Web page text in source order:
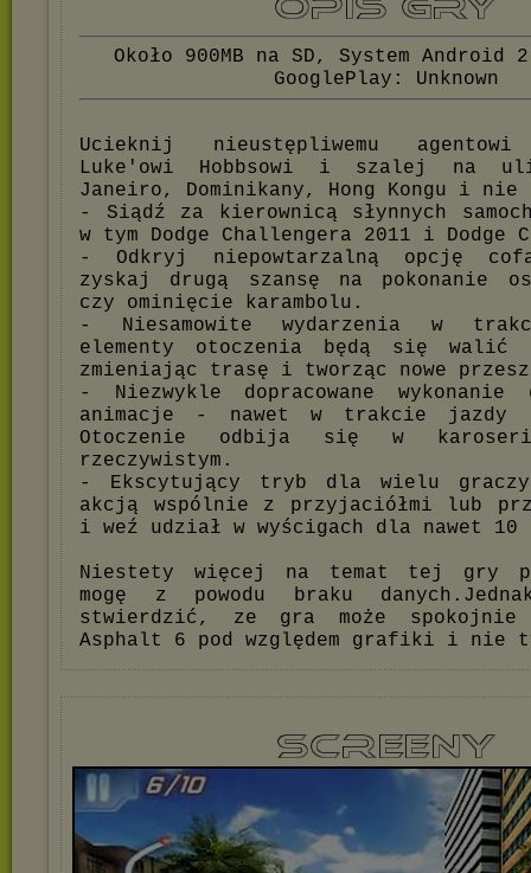
Około 900MB na SD, System Android
GooglePlay: Unknown
Ucieknij nieustępliwemu agentowi
Luke'owi Hobbsowi i szalej na
Janeiro, Dominikany, Hong Kongu i
- Siądź za kierownicą słynnych
w tym Dodge Challengera 2011 i Dodge
- Odkryj niepowtarzalną opcję
zyskaj drugą szansę na pokonanie
czy ominięcie karambolu.
- Niesamowite wydarzenia w
elementy otoczenia będą się walić
zmieniając trasę i tworząc nowe
- Niezwykle dopracowane
animacje - nawet w trakcie jazdy
Otoczenie odbija się w
rzeczywistym.
- Ekscytujący tryb dla wielu
akcją wspólnie z przyjaciółmi lub
i weź udział w wyścigach dla nawet 10
Niestety więcej na temat tej gry
mogę z powodu braku
stwierdzić, ze gra może spokojnie
Asphalt 6 pod względem grafiki i nie